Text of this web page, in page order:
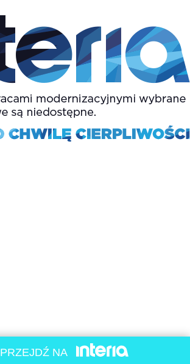
PRZEJDŹ NA